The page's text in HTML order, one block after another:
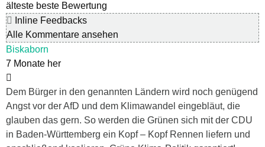
älteste beste Bewertung
Inline Feedbacks
Alle Kommentare ansehen
Biskaborn
7 Monate her
Dem Bürger in den genannten Ländern wird noch genügend
Angst vor der AfD und dem Klimawandel eingebläut, die
glauben das gern. So werden die Grünen sich mit der CDU
in Baden-Württemberg ein Kopf – Kopf Rennen liefern und